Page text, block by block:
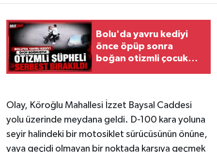
Bolu'da yavru kediyi
önce öpüp sonra
boğan otizmli çocuk
Olay, Köroğlu Mahallesi İzzet Baysal Caddesi
yolu üzerinde meydana geldi. D-100 kara yoluna
seyir halindeki bir motosiklet sürücüsünün önüne,
yaya geçidi olmayan bir noktada karşıya geçmek